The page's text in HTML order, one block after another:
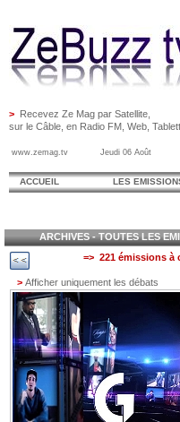
> Recevez Ze Mag par Satellite,
sur le Câble, en Radio FM, Web,
www.zemag.tv Jeudi 06 Août
ACCUEIL LES
ARCHIVES - TOUTES LES
=> 221 émissions à
> Afficher uniquement les débats